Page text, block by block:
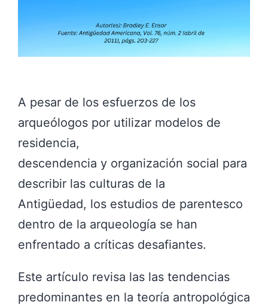
A pesar de los esfuerzos de los
arqueólogos por utilizar modelos de
residencia,
descendencia y organización social para
describir las culturas de la
Antigüedad, los estudios de parentesco
dentro de la arqueología se han
enfrentado a críticas desafiantes.
Este artículo revisa las las tendencias
predominantes en la teoría antropológica